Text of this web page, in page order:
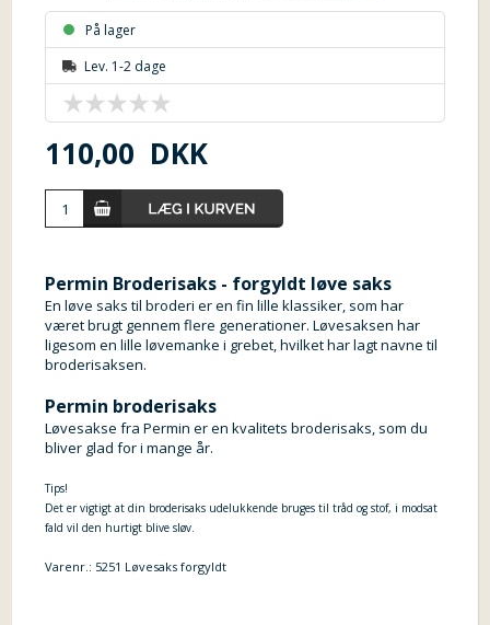
På lager
Lev. 1-2 dage
110,00 DKK
Permin Broderisaks - forgyldt løve saks
En løve saks til broderi er en fin lille klassiker, som har
været brugt gennem flere generationer. Løvesaksen har
ligesom en lille løvemanke i grebet, hvilket har lagt navne til
broderisaksen.
Permin broderisaks
Løvesakse fra Permin er en kvalitets broderisaks, som du
bliver glad for i mange år.
Tips!
Det er vigtigt at din broderisaks udelukkende bruges til tråd og stof, i modsat
fald vil den hurtigt blive sløv.
Varenr.: 5251 Løvesaks forgyldt